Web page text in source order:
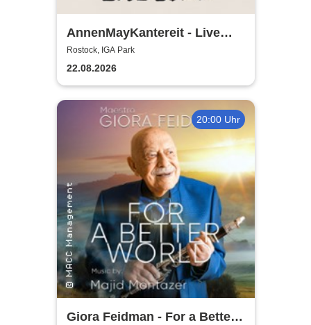
AnnenMayKantereit - Live
2026
Rostock, IGA Park
22.08.2026
20:00 Uhr
Giora Feidman - For a Better